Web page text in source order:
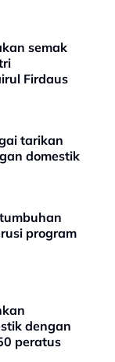
semak
Firdaus
tarikan
domestik
program
dengan
peratus